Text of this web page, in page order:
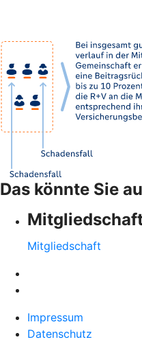
Das könnte Sie
Mitgliedschaft
Impressum
Datenschutz